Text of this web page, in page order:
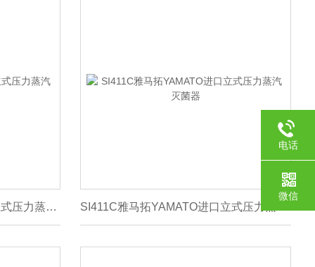
SI611C雅马拓YAMATO进口立式压力蒸汽灭菌器
电话
微信